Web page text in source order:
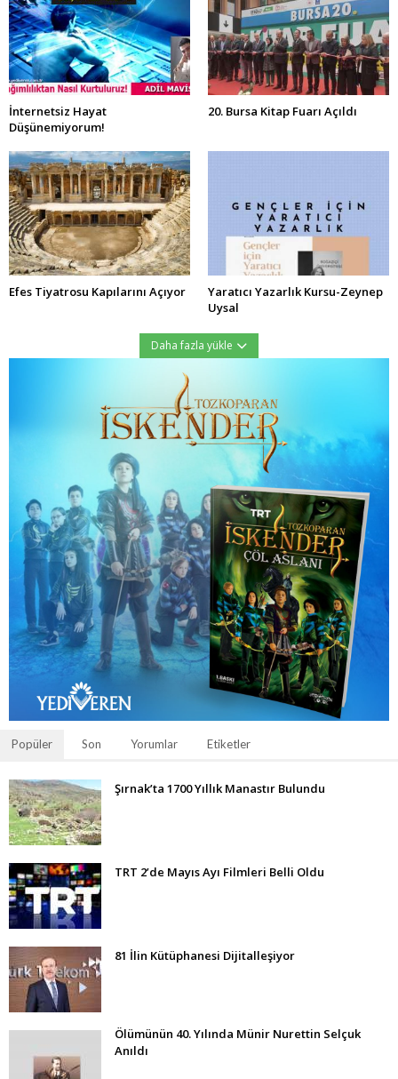
İnternetsiz Hayat
Düşünemiyorum!
20. Bursa Kitap Fuarı Açıldı
Efes Tiyatrosu Kapılarını Açıyor
Yaratıcı Yazarlık Kursu-Zeynep
Uysal
Daha fazla yükle
Popüler Son Yorumlar Etiketler
Şırnak’ta 1700 Yıllık Manastır Bulundu
TRT 2’de Mayıs Ayı Filmleri Belli Oldu
81 İlin Kütüphanesi Dijitalleşiyor
Ölümünün 40. Yılında Münir Nurettin Selçuk
Anıldı